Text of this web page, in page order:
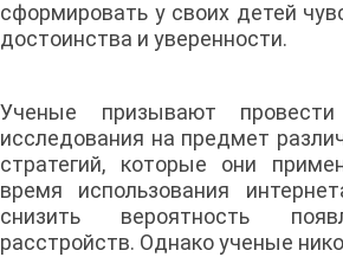
сформировать у своих детей
достоинства и уверенности.
Ученые призывают провести
исследования на предмет
стратегий, которые они
время использования
снизить вероятность
расстройств. Однако ученые